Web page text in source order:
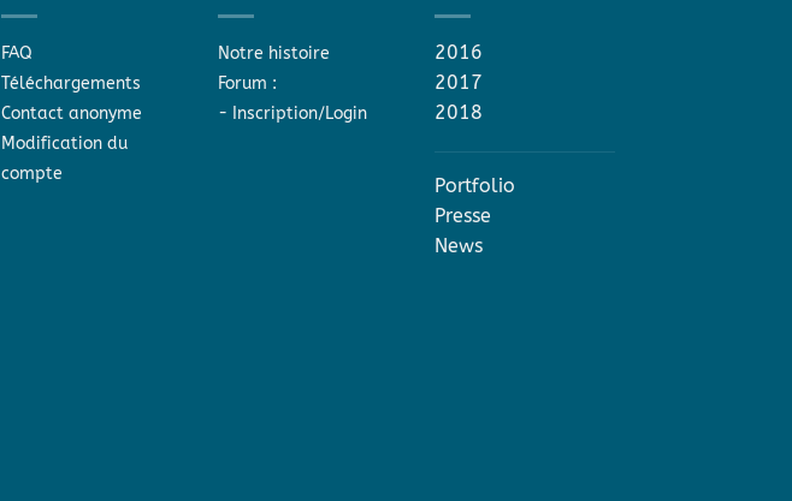
FAQ
Téléchargements
Contact anonyme
Modification du
compte
Notre histoire
Forum :
- Inscription/Login
2016
2017
2018
Portfolio
Presse
News